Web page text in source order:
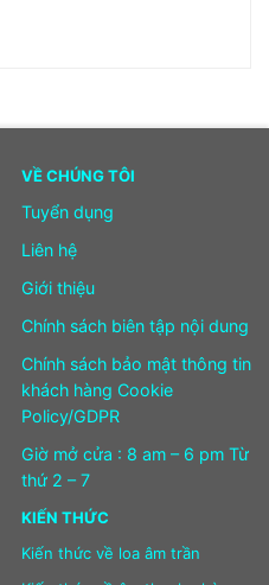
VỀ CHÚNG TÔI
Tuyển dụng
Liên hệ
Giới thiệu
Chính sách biên tập nội dung
Chính sách bảo mật thông tin
khách hàng Cookie
Policy/GDPR
Giờ mở cửa : 8 am – 6 pm Từ
thứ 2 – 7
KIẾN THỨC
Kiến thức về loa âm trần